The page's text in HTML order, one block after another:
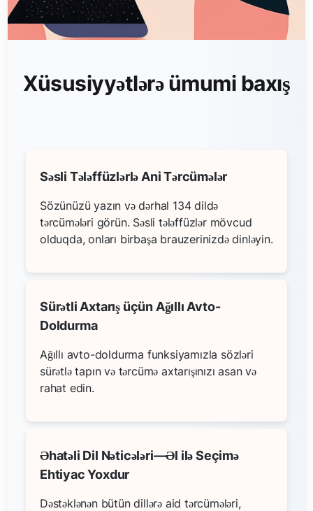
Xüsusiyyətlərə ümumi baxış
Səsli Tələffüzlərlə Ani Tərcümələr
Sözünüzü yazın və dərhal 134 dildə
tərcümələri görün. Səsli tələffüzlər mövcud
olduqda, onları birbaşa brauzerinizdə dinləyin.
Sürətli Axtarış üçün Ağıllı Avto-
Doldurma
Ağıllı avto-doldurma funksiyamızla sözləri
sürətlə tapın və tərcümə axtarışınızı asan və
rahat edin.
Əhatəli Dil Nəticələri—Əl ilə Seçimə
Ehtiyac Yoxdur
Dəstəklənən bütün dillərə aid tərcümələri,